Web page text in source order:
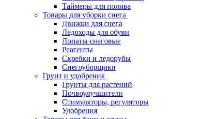
Таймеры для полива
Товары для уборки снега
Движки для снега
Ледоходы для обуви
Лопаты снеговые
Реагенты
Скребки и ледорубы
Снегоуборщики
Грунт и удобрения
Грунты для растений
Почвоулучшители
Стимуляторы, регуляторы
Удобрения